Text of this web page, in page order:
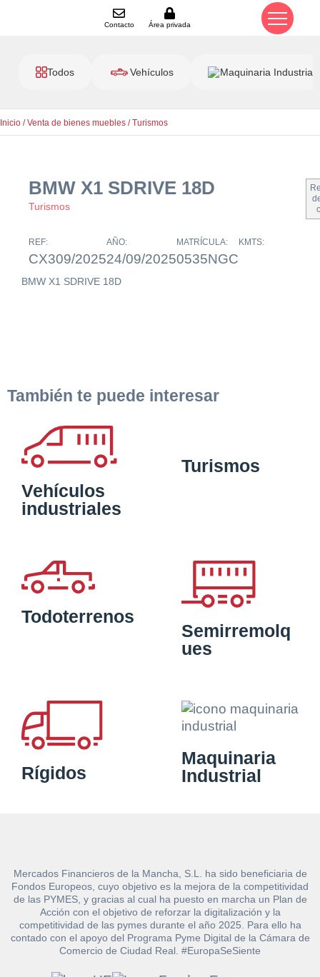
Contacto Área privada
Todos Vehículos Maquinaria Industrial
Inicio /Venta de bienes muebles /Turismos
BMW X1 SDRIVE 18D
Turismos
REF:
CX309/2025
AÑO:
24/09/2025
MATRÍCULA:
0535NGC
KMTS:
BMW X1 SDRIVE 18D
También te puede interesar
Vehículos
industriales
Turismos
Todoterrenos
Semirremolq
ues
Rígidos
Maquinaria
Industrial
Mercados Financieros de la Mancha, S.L. ha sido beneficiaria de
Fondos Europeos, cuyo objetivo es la mejora de la competitividad
de las PYMES, y gracias al cual ha puesto en marcha un Plan de
Acción con el objetivo de reforzar la digitalización y la
competitividad de las pymes durante el año 2025. Para ello ha
contado con el apoyo del Programa Pyme Digital de la Cámara de
Comercio de Ciudad Real. #EuropaSeSiente